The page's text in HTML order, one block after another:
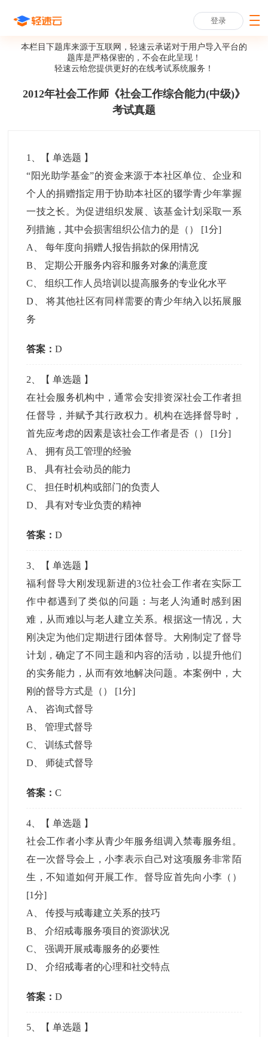
登录
本栏目下题库来源于互联网，轻速云承诺对于用户导入平台的
题库是严格保密的，不会在此呈现！
轻速云给您提供更好的在线考试系统服务！
2012年社会工作师《社会工作综合能力(中级)》
考试真题
1 、【单选题 】
“阳光助学基金”的资金来源于本社区单位、企业和
个人的捐赠指定用于协助本社区的辍学青少年掌握
一技之长。为促进组织发展、该基金计划采取一系
列措施，其中会损害组织公信力的是（） [1分]
A
、每年度向捐赠人报告捐款的保用情况
B
定期公开服务内容和服务对象的满意度
C 、组织工作人员培训以提高服务的专业化水平
D 、将其他社区有同样需要的青少年纳入以拓展服
务
答案：D
2 、【单选题 】
在社会服务机构中，通常会安排资深社会工作者担
任督导，并赋予其行政权力。机构在选择督导时，
首先应考虑的因素是该社会工作者是否（） [1分]
A
、拥有员工管理的经验
B 、具有社会动员的能力
C 、担任时机构或部门的负责人
D 、具有对专业负责的精神
答案：D
3 、【单选题 】
福利督导大刚发现新进的3位社会工作者在实际工
作中都遇到了类似的问题：与老人沟通时感到困
难，从而难以与老人建立关系。根据这一情况，大
刚决定为他们定期进行团体督导。大刚制定了督导
计划，确定了不同主题和内容的活动，以提升他们
的实务能力，从而有效地解决问题。本案例中，大
刚的督导方式是（） [1分]
A
咨询式督导
B 、管理式督导
C 、训练式督导
D
师徒式督导
答案：C
4 、【单选题 】
社会工作者小李从青少年服务组调入禁毒服务组。
在一次督导会上，小李表示自己对这项服务非常陌
生，不知道如何开展工作。督导应首先向小李（）
[1分]
A
、传授与戒毒建立关系的技巧
B 、介绍戒毒服务项目的资源状况
C 、强调开展戒毒服务的必要性
D 、介绍戒毒者的心理和社交特点
答案：D
5 、【单选题 】